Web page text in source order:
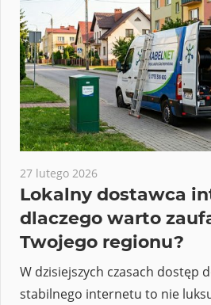
27 lutego 2026
Lokalny dostawca
dlaczego warto
Twojego regionu?
W dzisiejszych czasach dostęp
stabilnego internetu to nie